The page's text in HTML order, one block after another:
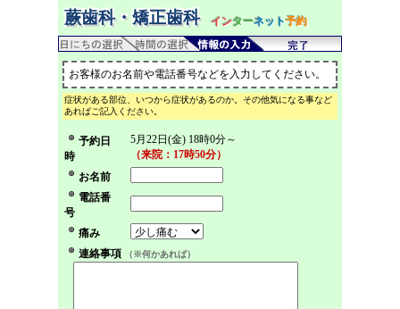
蕨歯科・矯正歯科 インターネット予約
お客様のお名前や電話番号などを入力してください。
症状がある部位、いつから症状があるのか。その他気になる事など
あればご記入ください。
予約日
時
5月22日(金) 18時0分～
（来院：17時50分）
お名前
電話番
号
痛み
連絡事項
（※何かあれば）